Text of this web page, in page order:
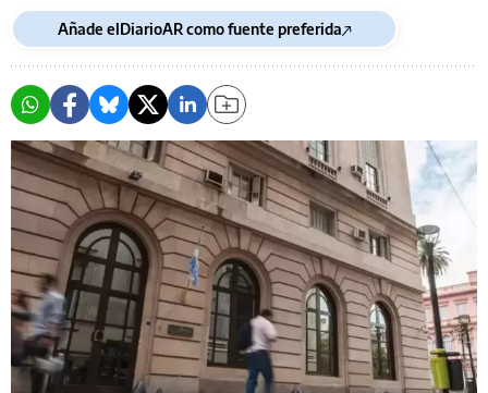
Añade elDiarioAR como fuente preferida